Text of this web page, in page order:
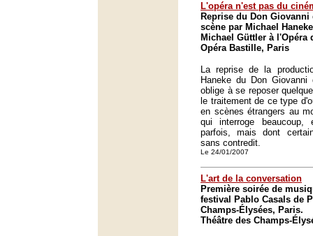
L'opéra n'est pas du
Reprise du Don
scène par Michael
Michael Güttler à l'Opéra
Opéra Bastille, Paris
La reprise de la
Haneke du Don
oblige à se reposer
le traitement de ce type
en scènes étrangers au
qui interroge beaucoup,
parfois, mais dont
sans contredit.
Le 24/01/2007
L'art de la conversation
Première soirée de
festival Pablo Casals de
Champs-Élysées, Paris.
Théâtre des Champs-